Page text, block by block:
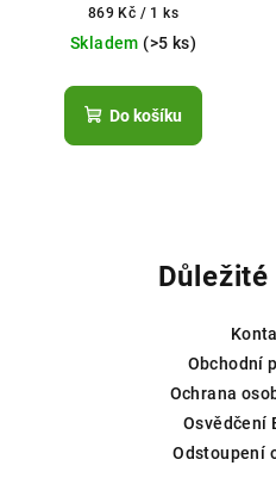
Měrná
cena:
869 Kč / 1 ks
Skladem (>5 ks)
Do košíku
Obchodní
Ochrana
Osvědčení
Odstoupení